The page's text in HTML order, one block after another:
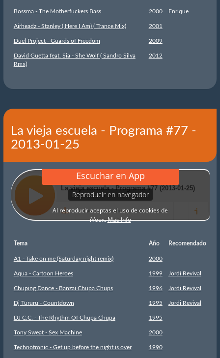
Bossma - The Motherfuckers Bass 2000 Enrique
Airheadz - Stanley ( Here I Am) ( Trance Mix) 2001
Duel Project - Guards of Freedom 2009
David Guetta feat. Sia - She Wolf ( Sandro Silva
Rmx)
2012
La vieja escuela - Programa #77 -
2013-01-25
Tema Año Recomendado
A1 - Take on me (Saturday night remix) 2000
Aqua - Cartoon Heroes 1999 Jordi Revival
Chuping Dance - Banzai Chupa Chups 1996 Jordi Revival
Dj Tururu - Countdown 1995 Jordi Revival
DJ C.C. - The Rhythm Of Chupa Chupa 1995
Tony Sweat - Sex Machine 2000
Technotronic - Get up before the night is over 1990